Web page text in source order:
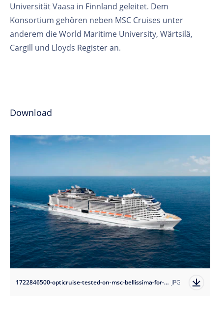
Universität Vaasa in Finnland geleitet. Dem
Konsortium gehören neben MSC Cruises unter
anderem die World Maritime University, Wärtsilä,
Cargill und Lloyds Register an.
Download
1722846500-opticruise-tested-on-msc-bellissima-for-12-months?auto=format JPG